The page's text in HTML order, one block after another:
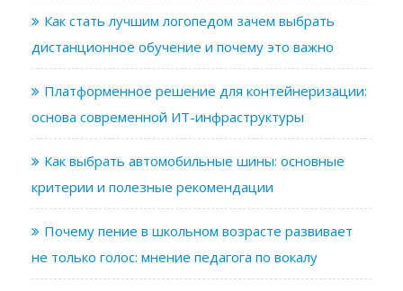
Как стать лучшим логопедом зачем выбрать
дистанционное обучение и почему это важно
Платформенное решение для контейнеризации:
основа современной ИТ-инфраструктуры
Как выбрать автомобильные шины: основные
критерии и полезные рекомендации
Почему пение в школьном возрасте развивает
не только голос: мнение педагога по вокалу